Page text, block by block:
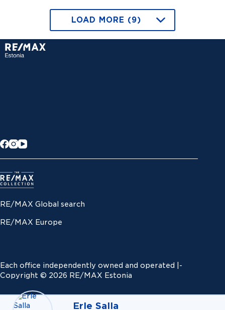
Erle Salla
LOAD MORE (9)
RE/MAX Global search
RE/MAX Europe
Each office independently owned and operated |­
Copyright © 2026 RE/MAX Estonia